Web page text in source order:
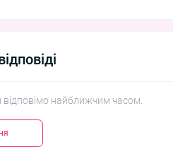
відповімо найближчим часом.